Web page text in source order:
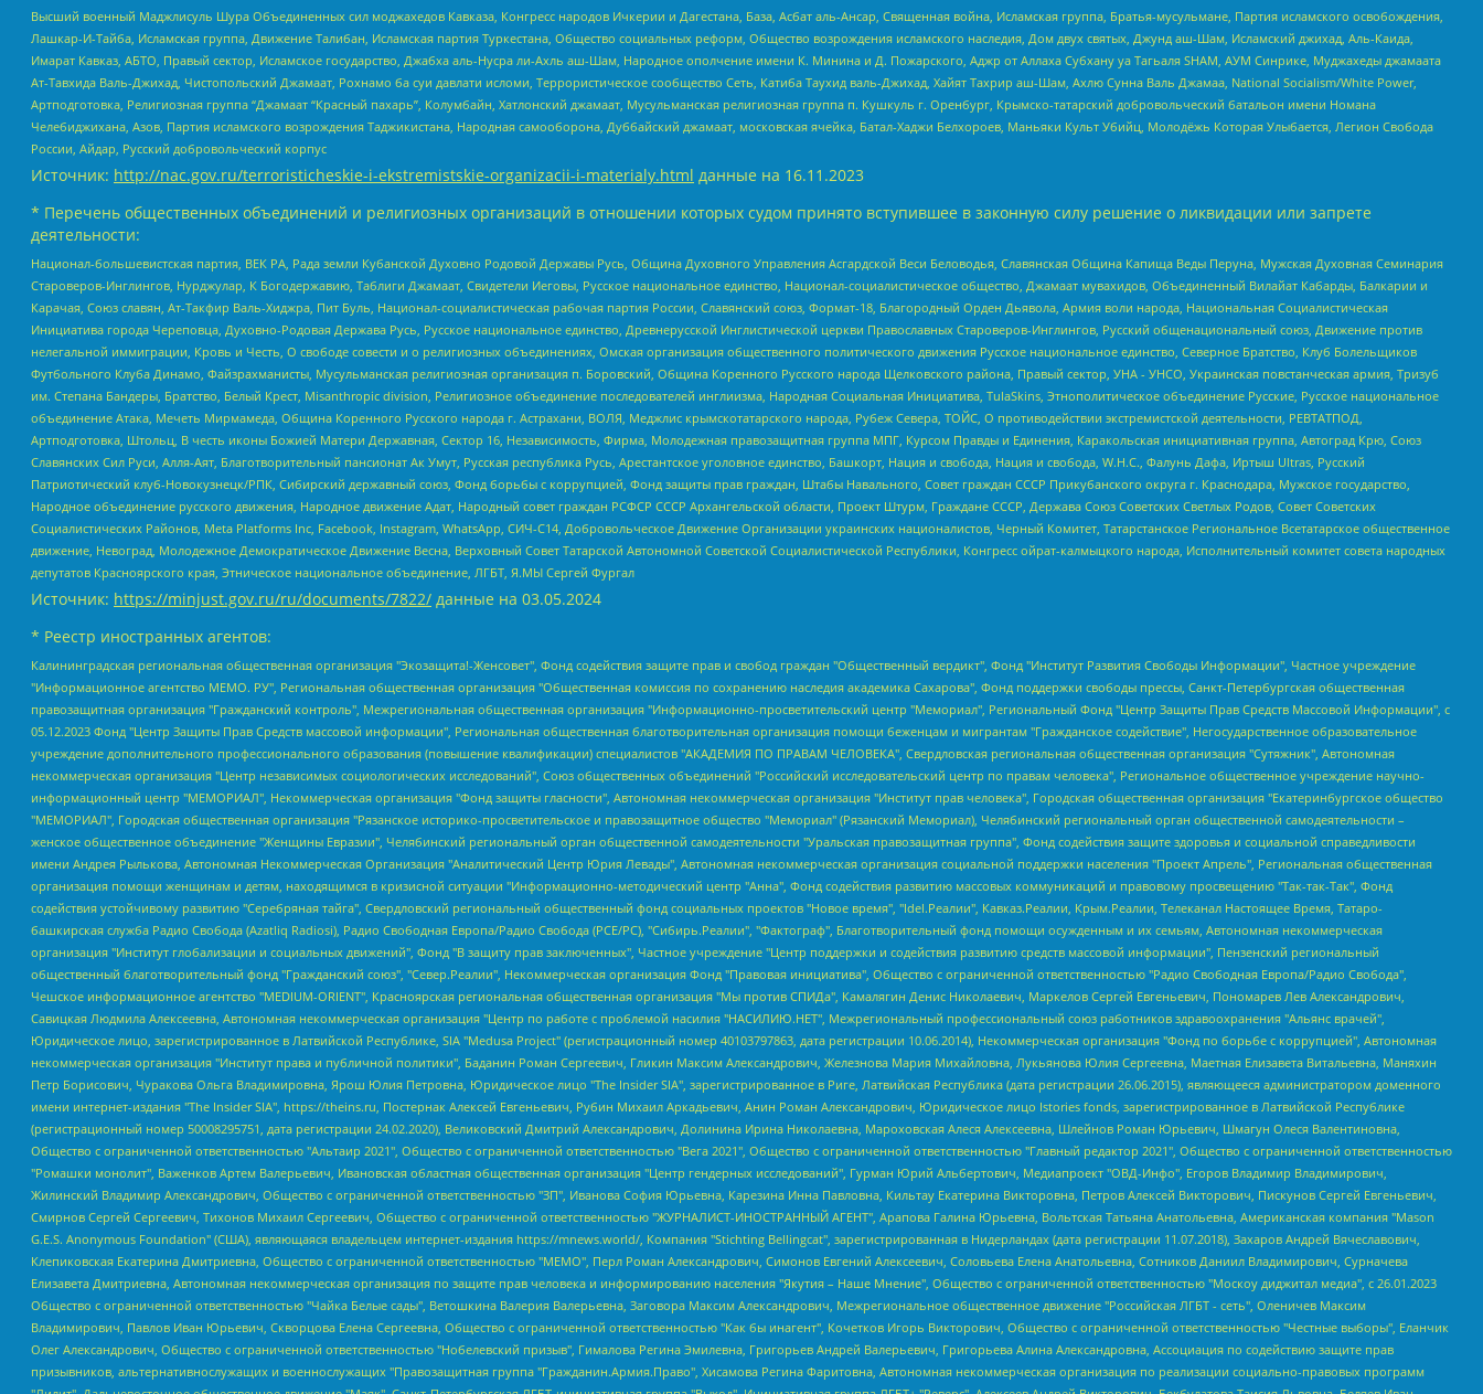
Высший военный Маджлисуль Шура Объединенных сил моджахедов Кавказа, Конгресс народов Ичкерии и Дагестана, База, Асбат аль-Ансар, Священная война, Исламская группа, Братья-мусульмане, Партия исламского освобождения,
Лашкар-И-Тайба, Исламская группа, Движение Талибан, Исламская партия Туркестана, Общество социальных реформ, Общество возрождения исламского наследия, Дом двух святых, Джунд аш-Шам, Исламский джихад, Аль-Каида,
Имарат Кавказ, АБТО, Правый сектор, Исламское государство, Джабха аль-Нусра ли-Ахль аш-Шам, Народное ополчение имени К. Минина и Д. Пожарского, Аджр от Аллаха Субхану уа Тагьаля SHAM, АУМ Синрике, Муджахеды джамаата
Ат-Тавхида Валь-Джихад, Чистопольский Джамаат, Рохнамо ба суи давлати исломи, Террористическое сообщество Сеть, Катиба Таухид валь-Джихад, Хайят Тахрир аш-Шам, Ахлю Сунна Валь Джамаа, National Socialism/White Power,
Артподготовка, Религиозная группа “Джамаат “Красный пахарь”, Колумбайн, Хатлонский джамаат, Мусульманская религиозная группа п. Кушкуль г. Оренбург, Крымско-татарский добровольческий батальон имени Номана
Челебиджихана, Азов, Партия исламского возрождения Таджикистана, Народная самооборона, Дуббайский джамаат, московская ячейка, Батал-Хаджи Белхороев, Маньяки Культ Убийц, Молодёжь Которая Улыбается, Легион Свобода
России, Айдар, Русский добровольческий корпус
Источник: http://nac.gov.ru/terroristicheskie-i-ekstremistskie-organizacii-i-materialy.html данные на 16.11.2023
* Перечень общественных объединений и религиозных организаций в отношении которых судом принято вступившее в законную силу решение о ликвидации или запрете
деятельности:
Национал-большевистская партия, ВЕК РА, Рада земли Кубанской Духовно Родовой Державы Русь, Община Духовного Управления Асгардской Веси Беловодья, Славянская Община Капища Веды Перуна, Мужская Духовная Семинария
Староверов-Инглингов, Нурджулар, К Богодержавию, Таблиги Джамаат, Свидетели Иеговы, Русское национальное единство, Национал-социалистическое общество, Джамаат мувахидов, Объединенный Вилайат Кабарды, Балкарии и
Карачая, Союз славян, Ат-Такфир Валь-Хиджра, Пит Буль, Национал-социалистическая рабочая партия России, Славянский союз, Формат-18, Благородный Орден Дьявола, Армия воли народа, Национальная Социалистическая
Инициатива города Череповца, Духовно-Родовая Держава Русь, Русское национальное единство, Древнерусской Инглистической церкви Православных Староверов-Инглингов, Русский общенациональный союз, Движение против
нелегальной иммиграции, Кровь и Честь, О свободе совести и о религиозных объединениях, Омская организация общественного политического движения Русское национальное единство, Северное Братство, Клуб Болельщиков
Футбольного Клуба Динамо, Файзрахманисты, Мусульманская религиозная организация п. Боровский, Община Коренного Русского народа Щелковского района, Правый сектор, УНА - УНСО, Украинская повстанческая армия, Тризуб
им. Степана Бандеры, Братство, Белый Крест, Misanthropic division, Религиозное объединение последователей инглиизма, Народная Социальная Инициатива, TulaSkins, Этнополитическое объединение Русские, Русское национальное
объединение Атака, Мечеть Мирмамеда, Община Коренного Русского народа г. Астрахани, ВОЛЯ, Меджлис крымскотатарского народа, Рубеж Севера, ТОЙС, О противодействии экстремистской деятельности, РЕВТАТПОД,
Артподготовка, Штольц, В честь иконы Божией Матери Державная, Сектор 16, Независимость, Фирма, Молодежная правозащитная группа МПГ, Курсом Правды и Единения, Каракольская инициативная группа, Автоград Крю, Союз
Славянских Сил Руси, Алля-Аят, Благотворительный пансионат Ак Умут, Русская республика Русь, Арестантское уголовное единство, Башкорт, Нация и свобода, Нация и свобода, W.H.С., Фалунь Дафа, Иртыш Ultras, Русский
Патриотический клуб-Новокузнецк/РПК, Сибирский державный союз, Фонд борьбы с коррупцией, Фонд защиты прав граждан, Штабы Навального, Совет граждан СССР Прикубанского округа г. Краснодара, Мужское государство,
Народное объединение русского движения, Народное движение Адат, Народный совет граждан РСФСР СССР Архангельской области, Проект Штурм, Граждане СССР, Держава Союз Советских Светлых Родов, Совет Советских
Социалистических Районов, Meta Platforms Inc, Facebook, Instagram, WhatsApp, СИЧ-С14, Добровольческое Движение Организации украинских националистов, Черный Комитет, Татарстанское Региональное Всетатарское общественное
движение, Невоград, Молодежное Демократическое Движение Весна, Верховный Совет Татарской Автономной Советской Социалистической Республики, Конгресс ойрат-калмыцкого народа, Исполнительный комитет совета народных
депутатов Красноярского края, Этническое национальное объединение, ЛГБТ, Я.МЫ Сергей Фургал
Источник: https://minjust.gov.ru/ru/documents/7822/ данные на 03.05.2024
* Реестр иностранных агентов:
Калининградская региональная общественная организация "Экозащита!-Женсовет", Фонд содействия защите прав и свобод граждан "Общественный вердикт", Фонд "Институт Развития Свободы Информации", Частное учреждение "Информационное агентство МЕМО. РУ", Региональная общественная организация "Общественная комиссия по сохранению наследия академика Сахарова", Фонд поддержки свободы прессы, Санкт-Петербургская общественная правозащитная организация "Гражданский контроль", Межрегиональная общественная организация "Информационно-просветительский центр "Мемориал", Региональный Фонд "Центр Защиты Прав Средств Массовой Информации", с 05.12.2023 Фонд "Центр Защиты Прав Средств массовой информации", Региональная общественная благотворительная организация помощи беженцам и мигрантам "Гражданское содействие", Негосударственное образовательное учреждение дополнительного профессионального образования (повышение квалификации) специалистов "АКАДЕМИЯ ПО ПРАВАМ ЧЕЛОВЕКА", Свердловская региональная общественная организация "Сутяжник", Автономная некоммерческая организация "Центр независимых социологических исследований", Союз общественных объединений "Российский исследовательский центр по правам человека", Региональное общественное учреждение научно-информационный центр "МЕМОРИАЛ", Некоммерческая организация "Фонд защиты гласности", Автономная некоммерческая организация "Институт прав человека", Городская общественная организация "Екатеринбургское общество "МЕМОРИАЛ", Городская общественная организация "Рязанское историко-просветительское и правозащитное общество "Мемориал" (Рязанский Мемориал), Челябинский региональный орган общественной самодеятельности – женское общественное объединение "Женщины Евразии", Челябинский региональный орган общественной самодеятельности "Уральская правозащитная группа", Фонд содействия защите здоровья и социальной справедливости имени Андрея Рылькова, Автономная Некоммерческая Организация "Аналитический Центр Юрия Левады", Автономная некоммерческая организация социальной поддержки населения "Проект Апрель", Региональная общественная организация помощи женщинам и детям, находящимся в кризисной ситуации "Информационно-методический центр "Анна", Фонд содействия развитию массовых коммуникаций и правовому просвещению "Так-так-Так", Фонд содействия устойчивому развитию "Серебряная тайга", Свердловский региональный общественный фонд социальных проектов "Новое время", "Idel.Реалии", Кавказ.Реалии, Крым.Реалии, Телеканал Настоящее Время, Татаро-башкирская служба Радио Свобода (Azatliq Radiosi), Радио Свободная Европа/Радио Свобода (PCE/PC), "Сибирь.Реалии", "Фактограф", Благотворительный фонд помощи осужденным и их семьям, Автономная некоммерческая организация "Институт глобализации и социальных движений", Фонд "В защиту прав заключенных", Частное учреждение "Центр поддержки и содействия развитию средств массовой информации", Пензенский региональный общественный благотворительный фонд "Гражданский союз", "Север.Реалии", Некоммерческая организация Фонд "Правовая инициатива", Общество с ограниченной ответственностью "Радио Свободная Европа/Радио Свобода", Чешское информационное агентство "MEDIUM-ORIENT", Красноярская региональная общественная организация "Мы против СПИДа", Камалягин Денис Николаевич, Маркелов Сергей Евгеньевич, Пономарев Лев Александрович, Савицкая Людмила Алексеевна, Автономная некоммерческая организация "Центр по работе с проблемой насилия "НАСИЛИЮ.НЕТ", Межрегиональный профессиональный союз работников здравоохранения "Альянс врачей", Юридическое лицо, зарегистрированное в Латвийской Республике, SIA "Medusa Project" (регистрационный номер 40103797863, дата регистрации 10.06.2014), Некоммерческая организация "Фонд по борьбе с коррупцией", Автономная некоммерческая организация "Институт права и публичной политики", Баданин Роман Сергеевич, Гликин Максим Александрович, Железнова Мария Михайловна, Лукьянова Юлия Сергеевна, Маетная Елизавета Витальевна, Маняхин Петр Борисович, Чуракова Ольга Владимировна, Ярош Юлия Петровна, Юридическое лицо "The Insider SIA", зарегистрированное в Риге, Латвийская Республика (дата регистрации 26.06.2015), являющееся администратором доменного имени интернет-издания "The Insider SIA", https://theins.ru, Постернак Алексей Евгеньевич, Рубин Михаил Аркадьевич, Анин Роман Александрович, Юридическое лицо Istories fonds, зарегистрированное в Латвийской Республике (регистрационный номер 50008295751, дата регистрации 24.02.2020), Великовский Дмитрий Александрович, Долинина Ирина Николаевна, Мароховская Алеся Алексеевна, Шлейнов Роман Юрьевич, Шмагун Олеся Валентиновна, Общество с ограниченной ответственностью "Альтаир 2021", Общество с ограниченной ответственностью "Вега 2021", Общество с ограниченной ответственностью "Главный редактор 2021", Общество с ограниченной ответственностью "Ромашки монолит", Важенков Артем Валерьевич, Ивановская областная общественная организация "Центр гендерных исследований", Гурман Юрий Альбертович, Медиапроект "ОВД-Инфо", Егоров Владимир Владимирович, Жилинский Владимир Александрович, Общество с ограниченной ответственностью "ЗП", Иванова София Юрьевна, Карезина Инна Павловна, Кильтау Екатерина Викторовна, Петров Алексей Викторович, Пискунов Сергей Евгеньевич, Смирнов Сергей Сергеевич, Тихонов Михаил Сергеевич, Общество с ограниченной ответственностью "ЖУРНАЛИСТ-ИНОСТРАННЫЙ АГЕНТ", Арапова Галина Юрьевна, Вольтская Татьяна Анатольевна, Американская компания "Mason G.E.S. Anonymous Foundation" (США), являющаяся владельцем интернет-издания https://mnews.world/, Компания "Stichting Bellingcat", зарегистрированная в Нидерландах (дата регистрации 11.07.2018), Захаров Андрей Вячеславович, Клепиковская Екатерина Дмитриевна, Общество с ограниченной ответственностью "МЕМО", Перл Роман Александрович, Симонов Евгений Алексеевич, Соловьева Елена Анатольевна, Сотников Даниил Владимирович, Сурначева Елизавета Дмитриевна, Автономная некоммерческая организация по защите прав человека и информированию населения "Якутия – Наше Мнение", Общество с ограниченной ответственностью "Москоу диджитал медиа", с 26.01.2023 Общество с ограниченной ответственностью "Чайка Белые сады", Ветошкина Валерия Валерьевна, Заговора Максим Александрович, Межрегиональное общественное движение "Российская ЛГБТ - сеть", Оленичев Максим Владимирович, Павлов Иван Юрьевич, Скворцова Елена Сергеевна, Общество с ограниченной ответственностью "Как бы инагент", Кочетков Игорь Викторович, Общество с ограниченной ответственностью "Честные выборы", Еланчик Олег Александрович, Общество с ограниченной ответственностью "Нобелевский призыв", Гималова Регина Эмилевна, Григорьев Андрей Валерьевич, Григорьева Алина Александровна, Ассоциация по содействию защите прав призывников, альтернативнослужащих и военнослужащих "Правозащитная группа "Гражданин.Армия.Право", Хисамова Регина Фаритовна, Автономная некоммерческая организация по реализации социально-правовых программ "Лилит", Дальневосточное общественное движение "Маяк", Санкт-Петербургская ЛГБТ-инициативная группа "Выход", Инициативная группа ЛГБТ+ "Реверс", Алексеев Андрей Викторович, Бекбулатова Таисия Львовна, Беляев Иван Михайлович, Владыкина Елена Сергеевна, Гельман Марат Александрович, Никульшина Вероника Юрьевна, Толоконникова Надежда Андреевна, Шендерович Виктор Анатольевич, Общество с ограниченной ответственностью "Данное сообщение", Общество с ограниченной ответственностью Издательский дом "Новая глава", Айнбиндер Александра Александровна, Московский комьюнити-центр для ЛГБТ+инициатив, Благотворительный фонд развития филантропии, Deutsche Welle (Германия, Kurt-Schumacher-Strasse 3, 53113 Bonn), Борзунова Мария Михайловна, Воробьев Виктор Викторович, Голубева Анна Львовна, Константинова Алла Михайловна, Малкова Ирина Владимировна, Мурадов Мурад Абдулгалимович, Осетинская Елизавета Николаевна, Понасенков Евгений Николаевич, Ганапольский Матвей Юрьевич, Киселев Евгений Алексеевич, Борухович Ирина Григорьевна, Дремин Иван Тимофеевич, Дубровский Дмитрий Викторович, Красноярская региональная общественная организация поддержки и развития альтернативных образовательных технологий и межкультурных коммуникаций "ИНТЕРРА", Маяковская Екатерина Алексеевна, Фейгин Марк Захарович, Филимонов Андрей Викторович, Дзугкоева Регина Николаевна, Доброхотов Роман Александрович, Дудь Юрий Александрович, Елкин Сергей Владимирович, Кругликов Кирилл Игоревич, Сабунаева Мария Леонидовна, Семенов Алексей Владимирович, Шаинян Карен Багратович, Шульман Екатерина Михайловна, Асафьев Артур Валерьевич, Вахштайн Виктор Семенович, Венедиктов Алексей Алексеевич, Лушникова Екатерина Евгеньевна, Волков Леонид Михайлович, Невзоров Александр Глебович, Пархоменко Сергей Борисович, Сироткин Ярослав Николаевич, Кара-Мурза Владимир Владимирович, Баранова Наталья Владимировна, Гозман Леонид Яковлевич, Кагарлицкий Борис Юльевич, Климарев Михаил Валерьевич, Милов Владимир Станиславович, Автономная некоммерческая организация Краснодарский центр современного искусства "Типография", Моргенштерн Алишер Тагирович, Соболь Любовь Эдуардовна, Общество с ограниченной ответственностью "ЛИЗА НОРМ", Каспаров Гарри Кимович, Ходорковский Михаил Борисович, Общество с ограниченной ответственностью "Апрельские тезисы", Данилович Ирина Брониславовна, Кашин Олег Владимирович, Петров Николай Владимирович, Пивоваров Алексей Владимирович, Соколов Михаил Владимирович, Цветкова Юлия Владимировна, Чичваркин Евгений Александрович, Комитет против пыток/Команда против пыток, Общество с ограниченной ответственностью "Первый научный", Общество с ограниченной ответственностью "Вертолет и ко", Белоцерковская Вероника Борисовна, Кац Максим Евгеньевич, Лазарева Татьяна Юрьевна, Шаведдинов Руслан Табризович, Яшин Илья Валерьевич, Общество с ограниченной ответственностью "Иноагент ААВ", Алешковский Дмитрий Петрович, Альбац Евгения Марковна, Быков Дмитрий Львович, Галямина Юлия Евгеньевна, Лойко Сергей Леонидович, Мартынов Кирилл Константинович, Медведев Сергей Александрович, Крашенинников Федор Геннадиевич, Гордеева Катерина Вл